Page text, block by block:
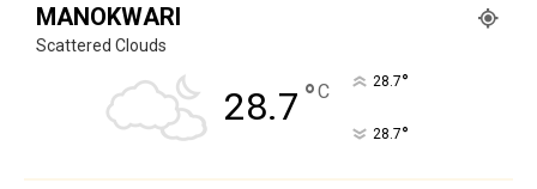
MANOKWARI
Scattered Clouds
28.7 °C 28.7°
28.7°